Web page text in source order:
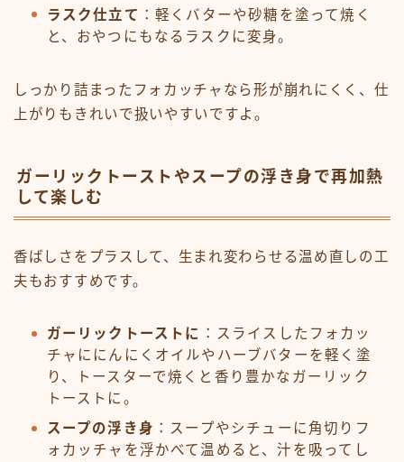
ラスク仕立て ：軽くバターや砂糖を塗って焼く
と、おやつにもなるラスクに変身。
しっかり詰まったフォカッチャなら形が崩れにくく、仕
上がりもきれいで扱いやすいですよ。
ガーリックトーストやスープの浮き身で再加熱
して楽しむ
香ばしさをプラスして、生まれ変わらせる温め直しの工
夫もおすすめです。
ガーリックトーストに ：スライスしたフォカッ
チャににんにくオイルやハーブバターを軽く塗
り、トースターで焼くと香り豊かなガーリック
トーストに。
スープの浮き身 ：スープやシチューに角切りフ
ォカッチャを浮かべて温めると、汁を吸ってし